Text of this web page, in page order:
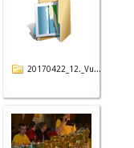
20170422_12._Vu...